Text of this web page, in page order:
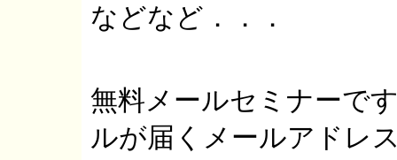
などなど．．．
無料メールセミナーで
ルが届くメールアドレ